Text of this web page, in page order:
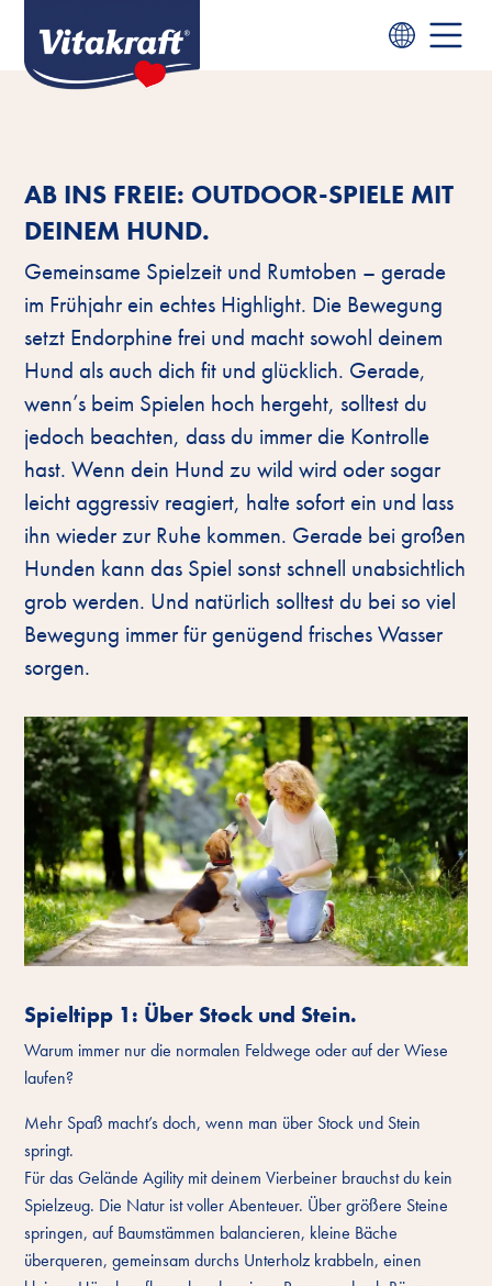
AB INS FREIE: OUTDOOR-SPIELE MIT
DEINEM HUND.
Gemeinsame Spielzeit und Rumtoben – gerade
im Frühjahr ein echtes Highlight. Die Bewegung
setzt Endorphine frei und macht sowohl deinem
Hund als auch dich fit und glücklich. Gerade,
wenn’s beim Spielen hoch hergeht, solltest du
jedoch beachten, dass du immer die Kontrolle
hast. Wenn dein Hund zu wild wird oder sogar
leicht aggressiv reagiert, halte sofort ein und lass
ihn wieder zur Ruhe kommen. Gerade bei großen
Hunden kann das Spiel sonst schnell unabsichtlich
grob werden. Und natürlich solltest du bei so viel
Bewegung immer für genügend frisches Wasser
sorgen.
Spieltipp 1: Über Stock und Stein.
Warum immer nur die normalen Feldwege oder auf der Wiese
laufen?
Mehr Spaß macht’s doch, wenn man über Stock und Stein
springt.
Für das Gelände Agility mit deinem Vierbeiner brauchst du kein
Spielzeug. Die Natur ist voller Abenteuer. Über größere Steine
springen, auf Baumstämmen balancieren, kleine Bäche
überqueren, gemeinsam durchs Unterholz krabbeln, einen